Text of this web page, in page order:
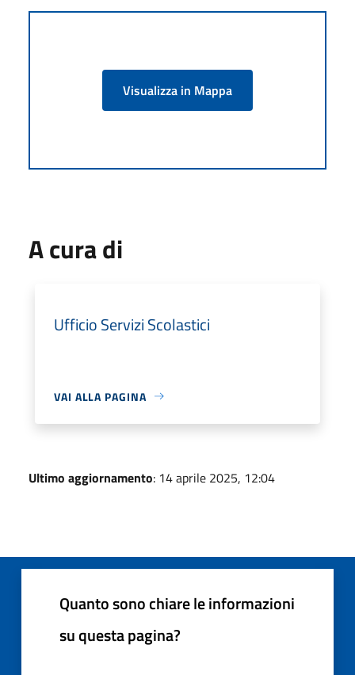
Visualizza in Mappa
A cura di
Ufficio Servizi Scolastici
VAI ALLA PAGINA
Ultimo aggiornamento: 14 aprile 2025, 12:04
Quanto sono chiare le informazioni
su questa pagina?